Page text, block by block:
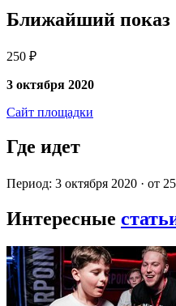
Ближайший показ
250 ₽
3 октября 2020
Сайт площадки
Где идет
Период: 3 октября 2020 · от
Интересные